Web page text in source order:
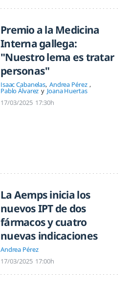
Premio a la Medicina
Interna gallega:
"Nuestro lema es tratar
personas"
Isaac Cabanelas Andrea Pérez
Pablo Álvarez
Joana Huertas
17/03/2025 17:30h
La Aemps inicia los
nuevos IPT de dos
fármacos y cuatro
nuevas indicaciones
Andrea Pérez
17/03/2025 17:00h